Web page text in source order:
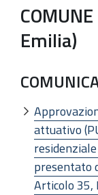
Emilia)
attuativo
presentato
Articolo 35,